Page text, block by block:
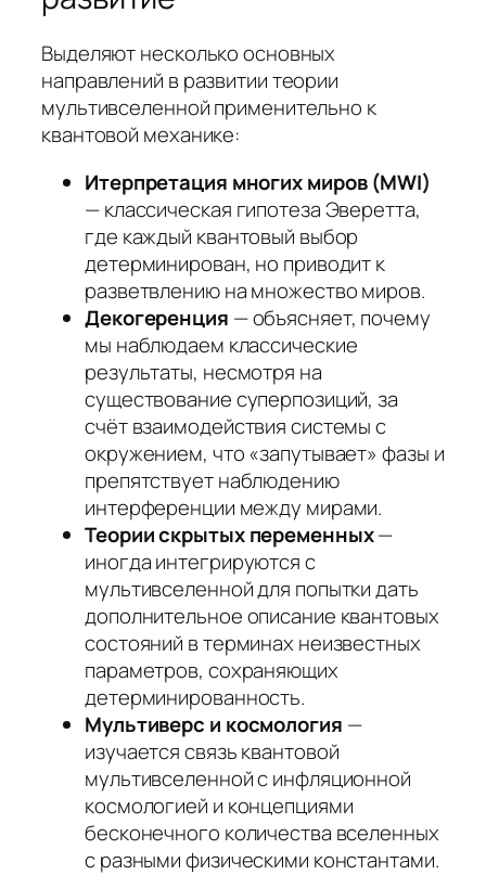
Выделяют несколько основных
направлений в развитии теории
мультивселенной применительно к
квантовой механике:
Итерпретация многих миров (MWI)
— классическая гипотеза Эверетта,
где каждый квантовый выбор
детерминирован, но приводит к
разветвлению на множество миров.
Декогеренция — объясняет, почему
мы наблюдаем классические
результаты, несмотря на
существование суперпозиций, за
счёт взаимодействия системы с
окружением, что «запутывает» фазы и
препятствует наблюдению
интерференции между мирами.
Теории скрытых переменных—
иногда интегрируются с
мультивселенной для попытки дать
дополнительное описание квантовых
состояний в терминах неизвестных
параметров, сохраняющих
детерминированность.
Мультиверс и космология —
изучается связь квантовой
мультивселенной с инфляционной
космологией и концепциями
бесконечного количества вселенных
с разными физическими константами.